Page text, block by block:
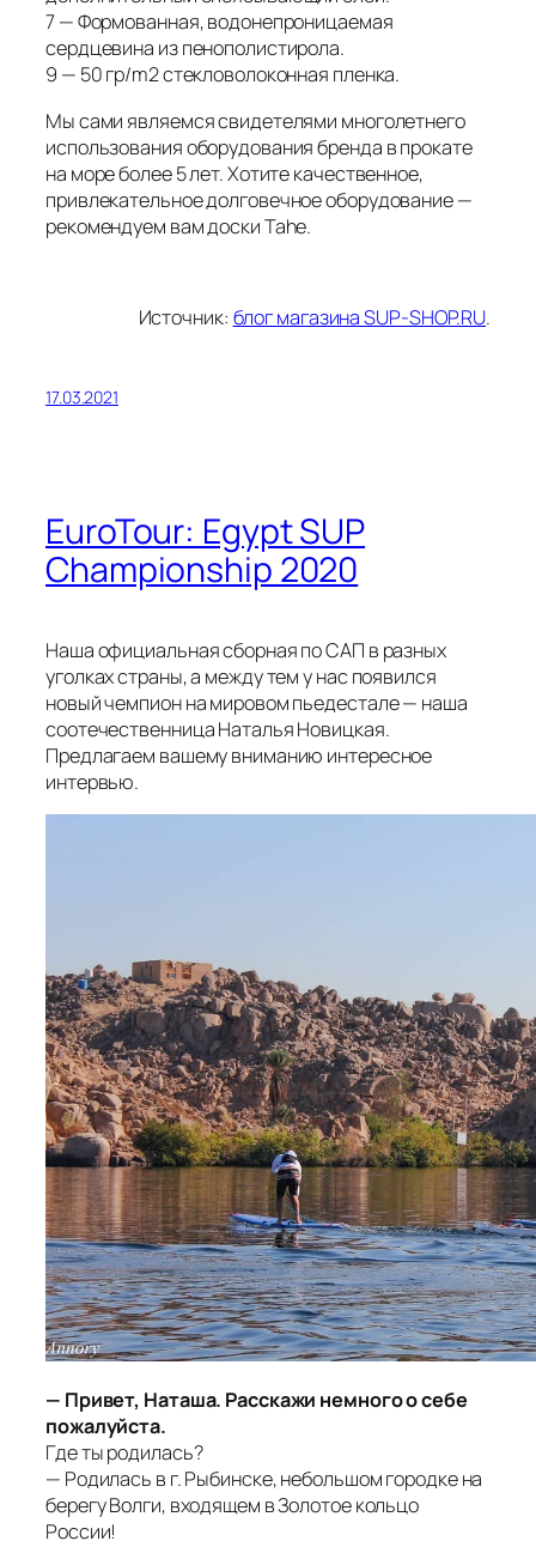
7 — Формованная, водонепроницаемая
сердцевина из пенополистирола.
9 — 50 гр/m2 стекловолоконная пленка.
Мы сами являемся свидетелями многолетнего
использования оборудования бренда в прокате
на море более 5 лет. Хотите качественное,
привлекательное долговечное оборудование —
рекомендуем вам доски Tahe.
Источник: блог магазина SUP-SHOP.RU.
17.03.2021
EuroTour: Egypt SUP
Championship 2020
Наша официальная сборная по САП в разных
уголках страны, а между тем у нас появился
новый чемпион на мировом пьедестале — наша
соотечественница Наталья Новицкая.
Предлагаем вашему вниманию интересное
интервью.
— Привет, Наташа. Расскажи немного о себе
пожалуйста.
Где ты родилась?
— Родилась в г. Рыбинске, небольшом городке на
берегу Волги, входящем в Золотое кольцо
России!